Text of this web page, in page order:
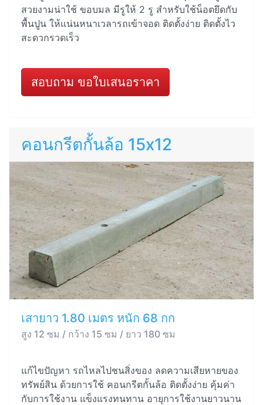
สวยงามน่าใช้ ขอบมล มีรูให้ 2 รู สำหรับใช้น็อตยึดกับ
พื้นปูน ให้แน่นหนาเวลารถเข้าจอด ติดตั้งง่าย ติดตั้งไว
สะดวกรวดเร็ว
สอบถาม ขอใบเสนอราคา
คอนกรีตกั้นล้อ 15x12
เสายาว 1.80 เมตร หนัก 68 กก
สูง 12 ซม / กว้าง 15 ซม / ยาว 180 ซม
แก้ไขปัญหา รถไหลไปชนสิ่งของ ลดความเสียหายของ
ทรัพย์สิน ด้วยการใช้ คอนกรีตกั้นล้อ ติดตั้งง่าย คุ้มค่า
กับการใช้งาน แข็งแรงทนทาน อายุการใช้งานยาวนาน